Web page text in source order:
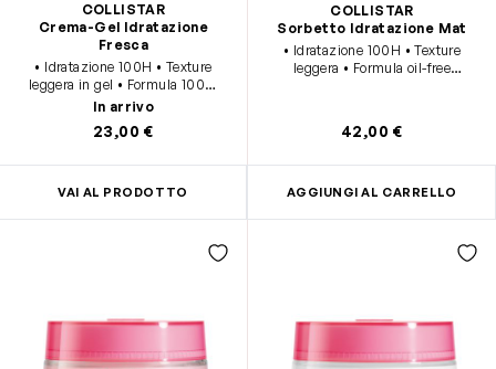
COLLISTAR
Crema-Gel Idratazione
Fresca
• Idratazione 100H • Texture
leggera in gel • Formula 100%
vegan • +95% di origine naturale
normali a miste
In arrivo
23,00 €
VAI AL PRODOTTO
COLLISTAR
Sorbetto Idratazione Mat
• Idratazione 100H • Texture
leggera • Formula oil-free
miste a grasse
42,00 €
AGGIUNGI AL CARRELLO